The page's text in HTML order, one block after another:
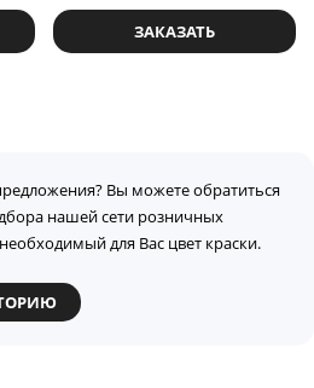
ЗАКАЗАТЬ
Вы можете обратиться
нашей сети розничных
для Вас цвет краски.